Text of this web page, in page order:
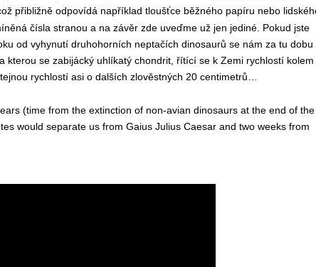
přibližně odpovídá například tloušťce běžného papíru nebo
čísla stranou a na závěr zde uveďme už jen jediné. Pokud jste
od vyhynutí druhohorních neptačích dinosaurů se nám za tu dobu
kterou se zabijácký uhlíkatý chondrit, řítící se k Zemi rychlostí kolem
rychlostí asi o dalších zlověstných 20 centimetrů…
(time from the extinction of non-avian dinosaurs at the end of the
would separate us from Gaius Julius Caesar and two weeks from